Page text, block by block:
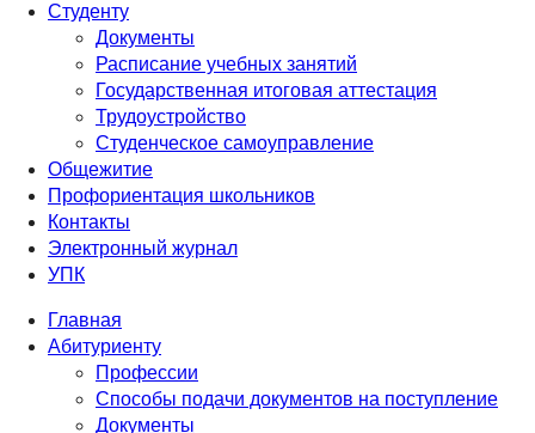
Студенту
Документы
Расписание учебных занятий
Государственная итоговая аттестация
Трудоустройство
Студенческое самоуправление
Общежитие
Профориентация школьников
Контакты
Электронный журнал
УПК
Главная
Абитуриенту
Профессии
Способы подачи документов на поступление
Документы